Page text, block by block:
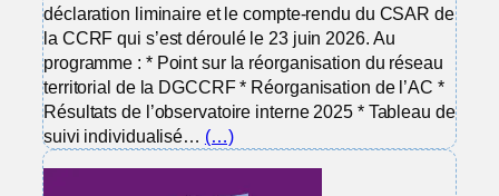
déclaration liminaire et le compte-rendu du CSAR de
la CCRF qui s’est déroulé le 23 juin 2026. Au
programme : * Point sur la réorganisation du réseau
territorial de la DGCCRF * Réorganisation de l’AC *
Résultats de l’observatoire interne 2025 * Tableau de
suivi individualisé… (…)